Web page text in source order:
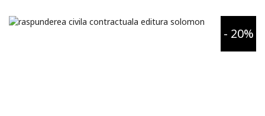
- 20%